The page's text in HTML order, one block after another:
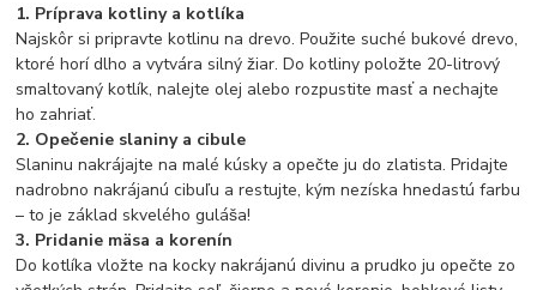
1. Príprava kotliny a kotlíka
Najskôr si pripravte kotlinu na drevo. Použite suché bukové drevo,
ktoré horí dlho a vytvára silný žiar. Do kotliny položte 20-litrový
smaltovaný kotlík, nalejte olej alebo rozpustite masť a nechajte
ho zahriať.
2. Opečenie slaniny a cibule
Slaninu nakrájajte na malé kúsky a opečte ju do zlatista. Pridajte
nadrobno nakrájanú cibuľu a restujte, kým nezíska hnedastú farbu
– to je základ skvelého guláša!
3. Pridanie mäsa a korenín
Do kotlíka vložte na kocky nakrájanú divinu a prudko ju opečte zo